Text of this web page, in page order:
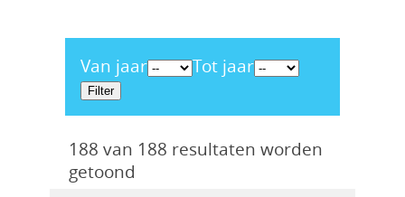
Van jaar Tot jaar
188 van 188 resultaten worden
getoond